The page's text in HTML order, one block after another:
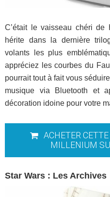
C’était le vaisseau chéri
hérite dans la dernière
volants les plus
appréciez les courbes du
pourrait tout à fait vous
musique via Bluetooth et
décoration idoine pour votre
ACHETER
MILLENIUM
Star Wars : Les Archives